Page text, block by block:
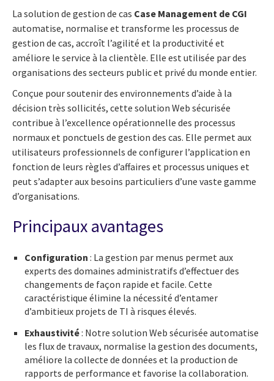
La solution de gestion de cas Case Management de CGI
automatise, normalise et transforme les processus de
gestion de cas, accroît l’agilité et la productivité et
améliore le service à la clientèle. Elle est utilisée par des
organisations des secteurs public et privé du monde entier.
Conçue pour soutenir des environnements d’aide à la
décision très sollicités, cette solution Web sécurisée
contribue à l’excellence opérationnelle des processus
normaux et ponctuels de gestion des cas. Elle permet aux
utilisateurs professionnels de configurer l’application en
fonction de leurs règles d’affaires et processus uniques et
peut s’adapter aux besoins particuliers d’une vaste gamme
d’organisations.
Principaux avantages
Configuration : La gestion par menus permet aux
experts des domaines administratifs d’effectuer des
changements de façon rapide et facile. Cette
caractéristique élimine la nécessité d’entamer
d’ambitieux projets de TI à risques élevés.
Exhaustivité: Notre solution Web sécurisée automatise
les flux de travaux, normalise la gestion des documents,
améliore la collecte de données et la production de
rapports de performance et favorise la collaboration.